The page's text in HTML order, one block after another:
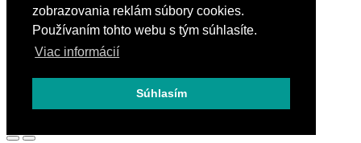
zobrazovania reklám súbory cookies.
Používaním tohto webu s tým súhlasíte.
Viac informácií
Súhlasím